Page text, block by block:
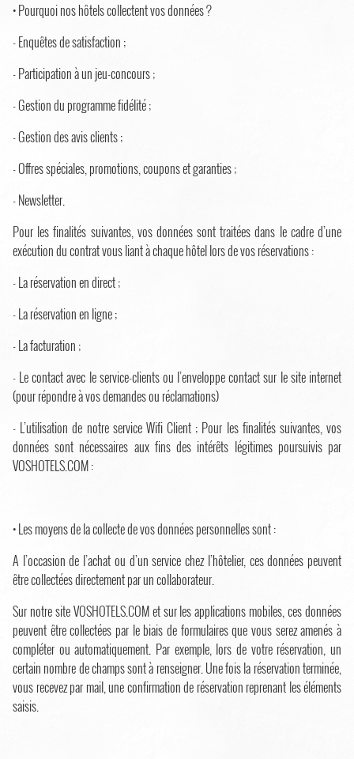
• Pourquoi nos hôtels collectent vos données ?
- Enquêtes de satisfaction ;
- Participation à un jeu-concours ;
- Gestion du programme fidélité ;
- Gestion des avis clients ;
- Offres spéciales, promotions, coupons et garanties ;
- Newsletter.
Pour les finalités suivantes, vos données sont traitées dans le cadre d’une
exécution du contrat vous liant à chaque hôtel lors de vos réservations :
- La réservation en direct ;
- La réservation en ligne ;
- La facturation ;
- Le contact avec le service-clients ou l’enveloppe contact sur le site internet
(pour répondre à vos demandes ou réclamations)
- L’utilisation de notre service Wifi Client ; Pour les finalités suivantes, vos
données sont nécessaires aux fins des intérêts légitimes poursuivis par
VOSHOTELS.COM :
• Les moyens de la collecte de vos données personnelles sont :
A l’occasion de l’achat ou d’un service chez l’hôtelier, ces données peuvent
être collectées directement par un collaborateur.
Sur notre site VOSHOTELS.COM et sur les applications mobiles, ces données
peuvent être collectées par le biais de formulaires que vous serez amenés à
compléter ou automatiquement. Par exemple, lors de votre réservation, un
certain nombre de champs sont à renseigner. Une fois la réservation terminée,
vous recevez par mail, une confirmation de réservation reprenant les éléments
saisis.